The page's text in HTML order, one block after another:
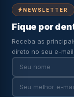
NEWSLETTER
Fique por
Receba as
direto no seu e-